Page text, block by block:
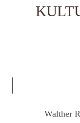
|
Walther